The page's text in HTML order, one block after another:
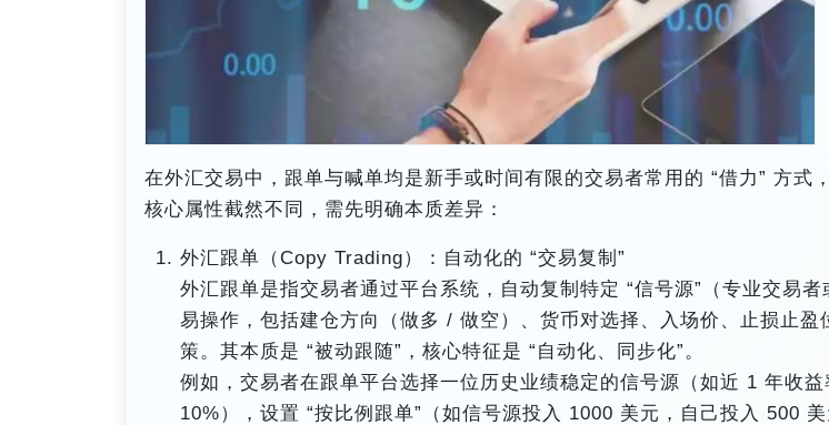
在外汇交易中，跟单与喊单均是新手或时间有限的交易者常用的 “借力” 方式
核心属性截然不同，需先明确本质差异：​
外汇跟单（Copy Trading）：自动化的 “交易复制”​
外汇跟单是指交易者通过平台系统，自动复制特定 “信号源”（专业交易
易操作，包括建仓方向（做多 / 做空）、货币对选择、入场价、止损止盈
策。其本质是 “被动跟随”，核心特征是 “自动化、同步化”。​
例如，交易者在跟单平台选择一位历史业绩稳定的信号源（如近 1 年收
10%），设置 “按比例跟单”（如信号源投入 1000 美元，自己投入 500